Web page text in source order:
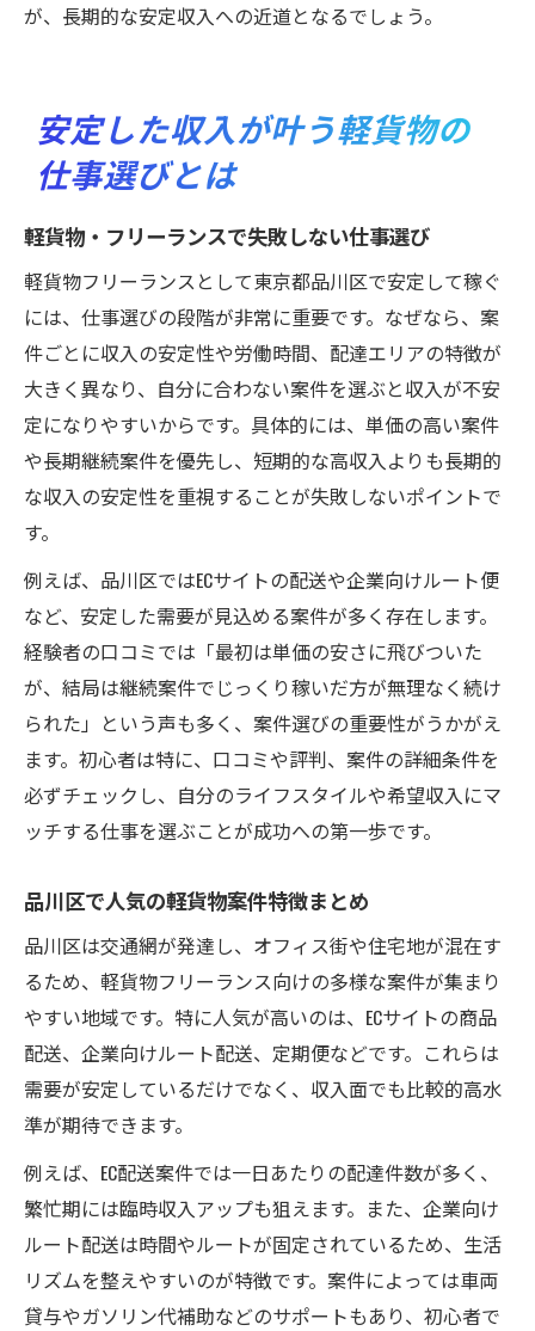
が、長期的な安定収入への近道となるでしょう。
安定した収入が叶う軽貨物の
仕事選びとは
軽貨物・フリーランスで失敗しない仕事選び
軽貨物フリーランスとして東京都品川区で安定して稼ぐ
には、仕事選びの段階が非常に重要です。なぜなら、案
件ごとに収入の安定性や労働時間、配達エリアの特徴が
大きく異なり、自分に合わない案件を選ぶと収入が不安
定になりやすいからです。具体的には、単価の高い案件
や長期継続案件を優先し、短期的な高収入よりも長期的
な収入の安定性を重視することが失敗しないポイントで
す。
例えば、品川区ではECサイトの配送や企業向けルート便
など、安定した需要が見込める案件が多く存在します。
経験者の口コミでは「最初は単価の安さに飛びついた
が、結局は継続案件でじっくり稼いだ方が無理なく続け
られた」という声も多く、案件選びの重要性がうかがえ
ます。初心者は特に、口コミや評判、案件の詳細条件を
必ずチェックし、自分のライフスタイルや希望収入にマ
ッチする仕事を選ぶことが成功への第一歩です。
品川区で人気の軽貨物案件特徴まとめ
品川区は交通網が発達し、オフィス街や住宅地が混在す
るため、軽貨物フリーランス向けの多様な案件が集まり
やすい地域です。特に人気が高いのは、ECサイトの商品
配送、企業向けルート配送、定期便などです。これらは
需要が安定しているだけでなく、収入面でも比較的高水
準が期待できます。
例えば、EC配送案件では一日あたりの配達件数が多く、
繁忙期には臨時収入アップも狙えます。また、企業向け
ルート配送は時間やルートが固定されているため、生活
リズムを整えやすいのが特徴です。案件によっては車両
貸与やガソリン代補助などのサポートもあり、初心者で